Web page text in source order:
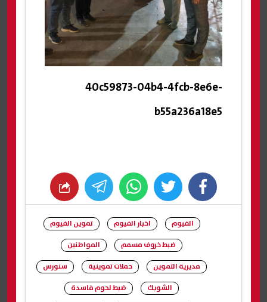
40c59873-04b4-4fcb-8e6e-
b55a236a18e5
facebook
twitter
whats
الفيوم اخبار الفيوم
تموين الفيوم
ضبط خروف مسمم
المواطنين
مديرية التموين
حملات تموينية
سنورس
الشوبك
ضبط لحوم فاسدة